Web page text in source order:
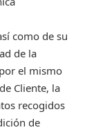
como de su
de la
el mismo
Cliente, la
recogidos
de